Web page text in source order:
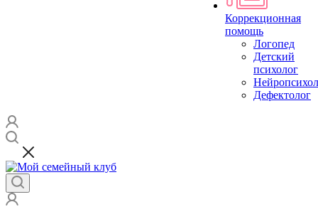
Коррекционная
помощь
Логопед
Детский
психолог
Дефектолог